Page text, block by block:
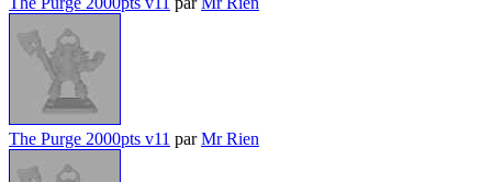
The Purge 2000pts v11 parMr Rien